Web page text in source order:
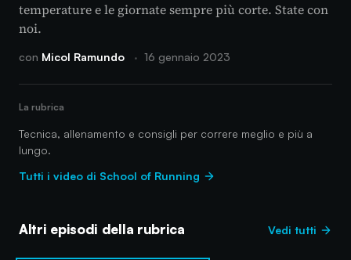
temperature e le giornate sempre più corte. State con
noi.
con Micol Ramundo · 16 gennaio 2023
La rubrica
Tecnica, allenamento e consigli per correre meglio e più a
lungo.
Tutti i video di School of Running
Altri episodi della rubrica Vedi tutti